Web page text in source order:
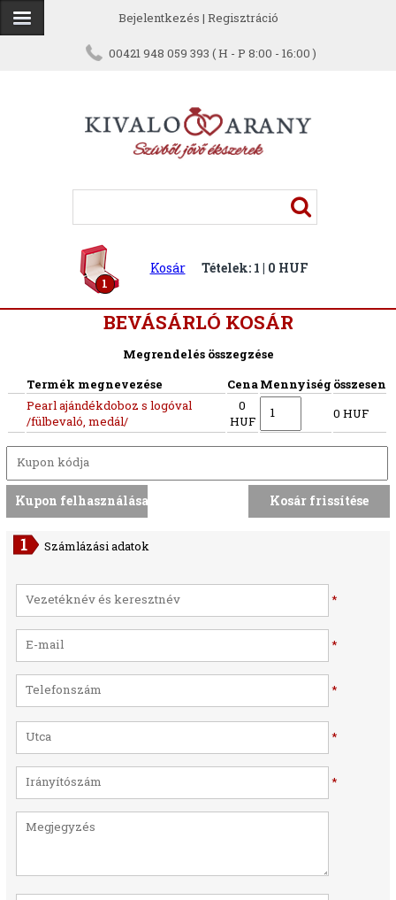
Bejelentkezés | Regisztráció
00421 948 059 393 ( H - P 8:00 - 16:00 )
1
Kosár Tételek: 1 | 0 HUF
BEVÁSÁRLÓ KOSÁR
Megrendelés összegzése
Termék megnevezése
CenaMennyiség összesen
Pearl ajándékdoboz s logóval
/fülbevaló, medál/
0
HUF
0 HUF
Számlázási adatok
*
*
*
*
*